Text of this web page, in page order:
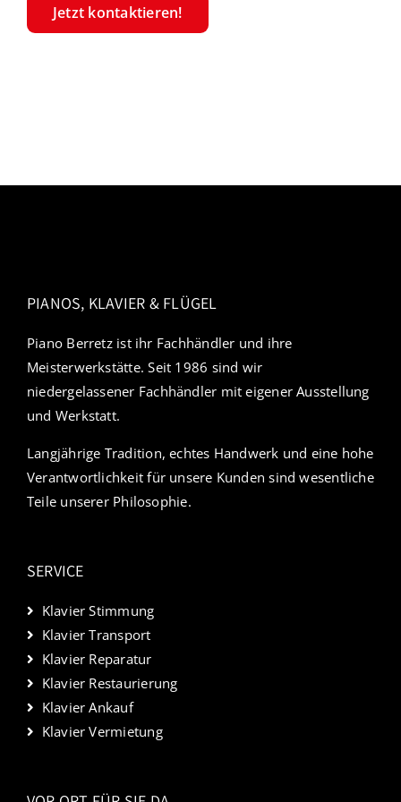
Jetzt kontaktieren!
PIANOS, KLAVIER & FLÜGEL
Piano Berretz ist ihr Fachhändler und ihre
Meisterwerkstätte. Seit 1986 sind wir
niedergelassener Fachhändler mit eigener Ausstellung
und Werkstatt.
Langjährige Tradition, echtes Handwerk und eine hohe
Verantwortlichkeit für unsere Kunden sind wesentliche
Teile unserer Philosophie.
SERVICE
Klavier Stimmung
Klavier Transport
Klavier Reparatur
Klavier Restaurierung
Klavier Ankauf
Klavier Vermietung